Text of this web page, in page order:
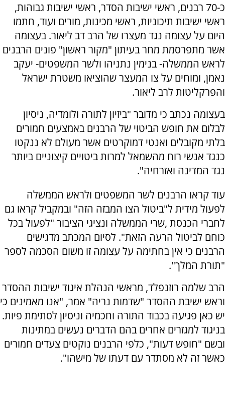
כ-70 רבנים, ראשי ישיבות הסדר, ראשי ישיבות גבוהות,
ראשי ישיבות תיכוניות, ראשי מכינות, מורים ועוד, חתמו
היום על עצומה נגד מעצרו של הרב דב ליאור. בעצומה
אשר מתפרסמת מחר בעיתון "מקור ראשון" פונים הרבנים
לראש הממשלה- בנימין נתניהו ולשר המשפטים- יעקב
נאמן, ומוחים על צו המעצר שהוציאו משטרת ישראל
והפרקליטות לרב ליאור.
בעצומה נכתב כי מדובר "ביזיון לתורה ולומדיה, ניסיון
לבלום את חופש הביטוי של הרבנים באמצעים חמורים
בלתי מקובלים ואנטי דמוקרטים אשר מעולם לא ננקטו
כנגד אנשי רוח מהשמאל למרות ביטויים קיצוניים ביותר
נגד המדינה ואזרחיה".
עוד קראו הרבנים לשר המשפטים ולראש הממשלה
לפעול מידית ל"ביטול הצו המבזה הזה" ובמקביל קראו גם
לחברי הכנסת ,שרי הממשלה ונציגי הציבור "לפעול בכל
כוחם לביטול הרעה הזאת". לסיום המכתב מדגישים
הרבנים כי אין בחתימה על עצומה זו משום הסכמה לספר
"תורת המלך".
הרב שלמה רוזנפלד, מראשי הנהלת איגוד ישיבות ההסדר
וראש ישיבת ההסדר "שדמות נריה" אמר, "אנו מאמינים כי
יש כאן פגיעה בכבוד התורה וחכמיה וניסיון לסתימת פיות.
בניגוד למגזרים אחרים בהם הדברים נעשים במתינות
ובשם "חופש דעות", כלפי הרבנים נוקטים צעדים חמורים
כאשר זה לא מסתדר עם דעתו של מישהו".